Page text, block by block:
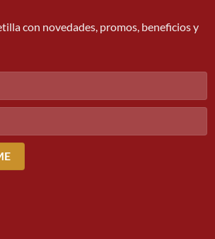
con novedades, promos, beneficios y